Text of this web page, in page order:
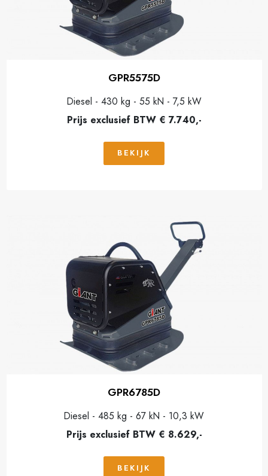
GPR5575D
Diesel - 430 kg - 55 kN - 7,5 kW
Prijs exclusief BTW € 7.740,-
BEKIJK
GPR6785D
Diesel - 485 kg - 67 kN - 10,3 kW
Prijs exclusief BTW € 8.629,-
BEKIJK